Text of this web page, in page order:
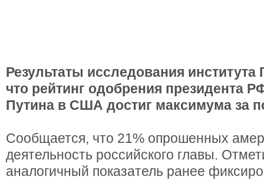
Результаты исследования института
что рейтинг одобрения президента
Путина в США достиг максимума за
Сообщается, что 21% опрошенных
деятельность российского главы.
аналогичный показатель ранее